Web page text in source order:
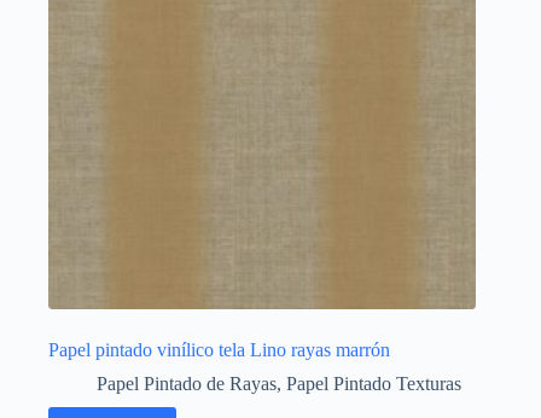
Papel pintado vinílico tela Lino rayas marrón
Papel Pintado de Rayas, Papel Pintado Texturas